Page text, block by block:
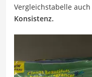
Vergleichstabelle auch
Konsistenz.